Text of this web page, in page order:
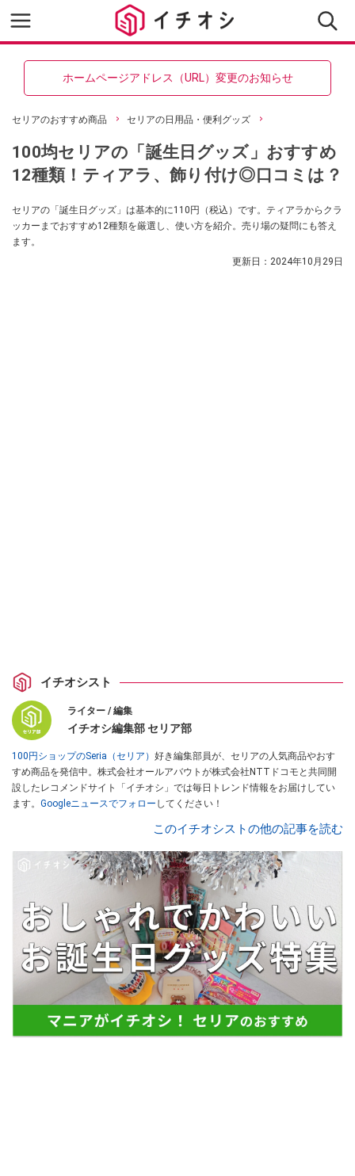
ホームページアドレス（URL）変更のお知らせ
セリアのおすすめ商品 セリアの日用品・便利グッズ
100均セリアの「誕生日グッズ」おすすめ
12種類！ティアラ、飾り付け◎口コミは？
セリアの「誕生日グッズ」は基本的に110円（税込）です。ティアラからクラ
ッカーまでおすすめ12種類を厳選し、使い方を紹介。売り場の疑問にも答え
ます。
更新日： 2024年10月29日
イチオシスト
ライター / 編集
イチオシ編集部 セリア部
100円ショップのSeria（セリア） 好き編集部員が、セリアの人気商品やおす
すめ商品を発信中。株式会社オールアバウトが株式会社NTTドコモと共同開
設したレコメンドサイト「イチオシ」では毎日トレンド情報をお届けしてい
ます。 Googleニュースでフォロー してください！
このイチオシストの他の記事を読む